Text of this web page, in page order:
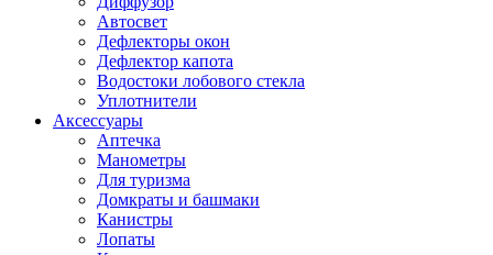
Автосвет
Дефлекторы окон
Дефлектор капота
Водостоки лобового стекла
Уплотнители
Аксессуары
Аптечка
Манометры
Для туризма
Домкраты и башмаки
Канистры
Лопаты